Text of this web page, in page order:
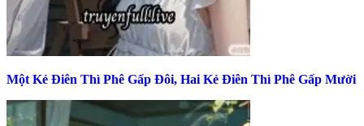
Một Kẻ Điên Thì Phê Gấp Đôi, Hai Kẻ Điên Thì Phê Gấp Mười